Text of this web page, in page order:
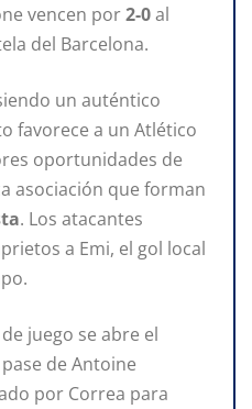
vencen por2-0al
del Barcelona.
un auténtico
favorece a un Atlético
oportunidades de
asociación que forman
. Los atacantes
a Emi, el gol local
juego se abre el
de Antoine
por Correa para